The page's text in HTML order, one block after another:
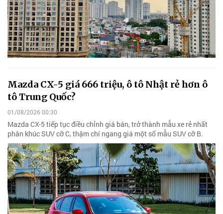
Mazda CX-5 giá 666 triệu, ô tô Nhật rẻ hơn ô
tô Trung Quốc?
01/08/2026 00:30
Mazda CX-5 tiếp tục điều chỉnh giá bán, trở thành mẫu xe rẻ nhất
phân khúc SUV cỡ C, thậm chí ngang giá một số mẫu SUV cỡ B.